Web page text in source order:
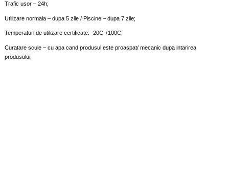
Trafic usor – 24h;
Utilizare normala – dupa 5 zile / Piscine – dupa 7 zile;
Temperaturi de utilizare certificate: -20C +100C;
Curatare scule – cu apa cand produsul este proaspat/ mecanic dupa intarirea
produsului;